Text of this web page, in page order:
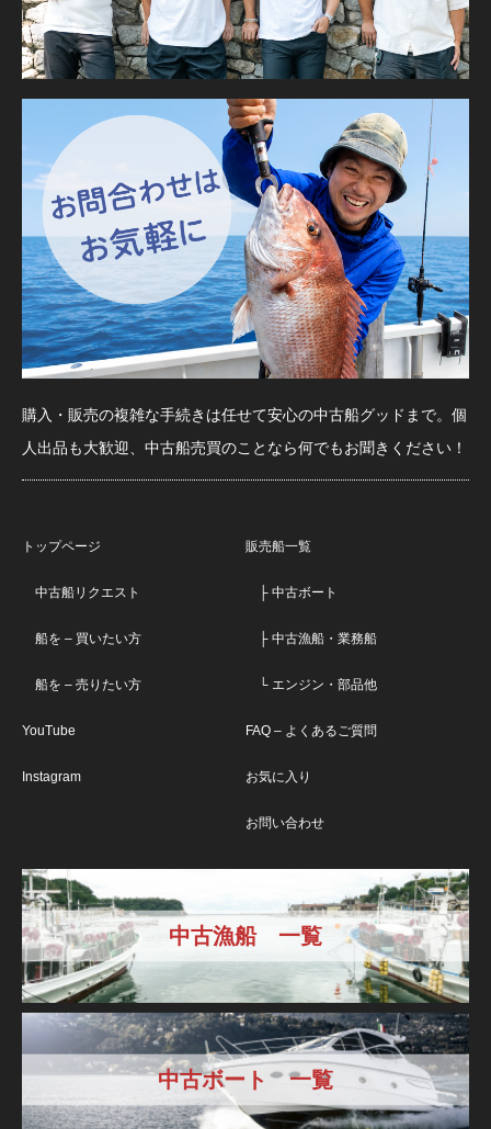
購入・販売の複雑な手続きは任せて安心の中古船グッドまで。個
人出品も大歓迎、中古船売買のことなら何でもお聞きください！
トップページ
中古船リクエスト
船を – 買いたい方
船を – 売りたい方
YouTube
Instagram
販売船一覧
├ 中古ボート
├ 中古漁船・業務船
└ エンジン・部品他
FAQ – よくあるご質問
お気に入り
お問い合わせ
中古漁船 一覧
中古ボート 一覧